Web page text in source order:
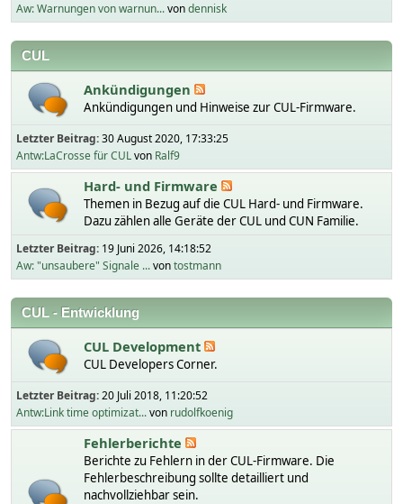
Aw: Warnungen von warnun...vondennisk
CUL
Ankündigungen
Ankündigungen und Hinweise zur CUL-Firmware.
Letzter Beitrag:30 August 2020, 17:33:25
Antw:LaCrosse für CULvon Ralf9
Hard- und Firmware
Themen in Bezug auf die CUL Hard- und Firmware.
Dazu zählen alle Geräte der CUL und CUN Familie.
Letzter Beitrag: 19 Juni 2026, 14:18:52
Aw: "unsaubere" Signale ...vontostmann
CUL - Entwicklung
CUL Development
CUL Developers Corner.
Letzter Beitrag:20 Juli 2018, 11:20:52
Antw:Link time optimizat...von rudolfkoenig
Fehlerberichte
Berichte zu Fehlern in der CUL-Firmware. Die
Fehlerbeschreibung sollte detailliert und
nachvollziehbar sein.